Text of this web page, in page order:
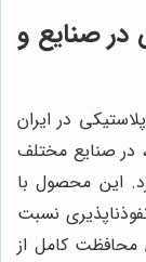
در صنایع و
در ایران
در صنایع مختلف
این محصول با
نسبت
محافظت کامل از